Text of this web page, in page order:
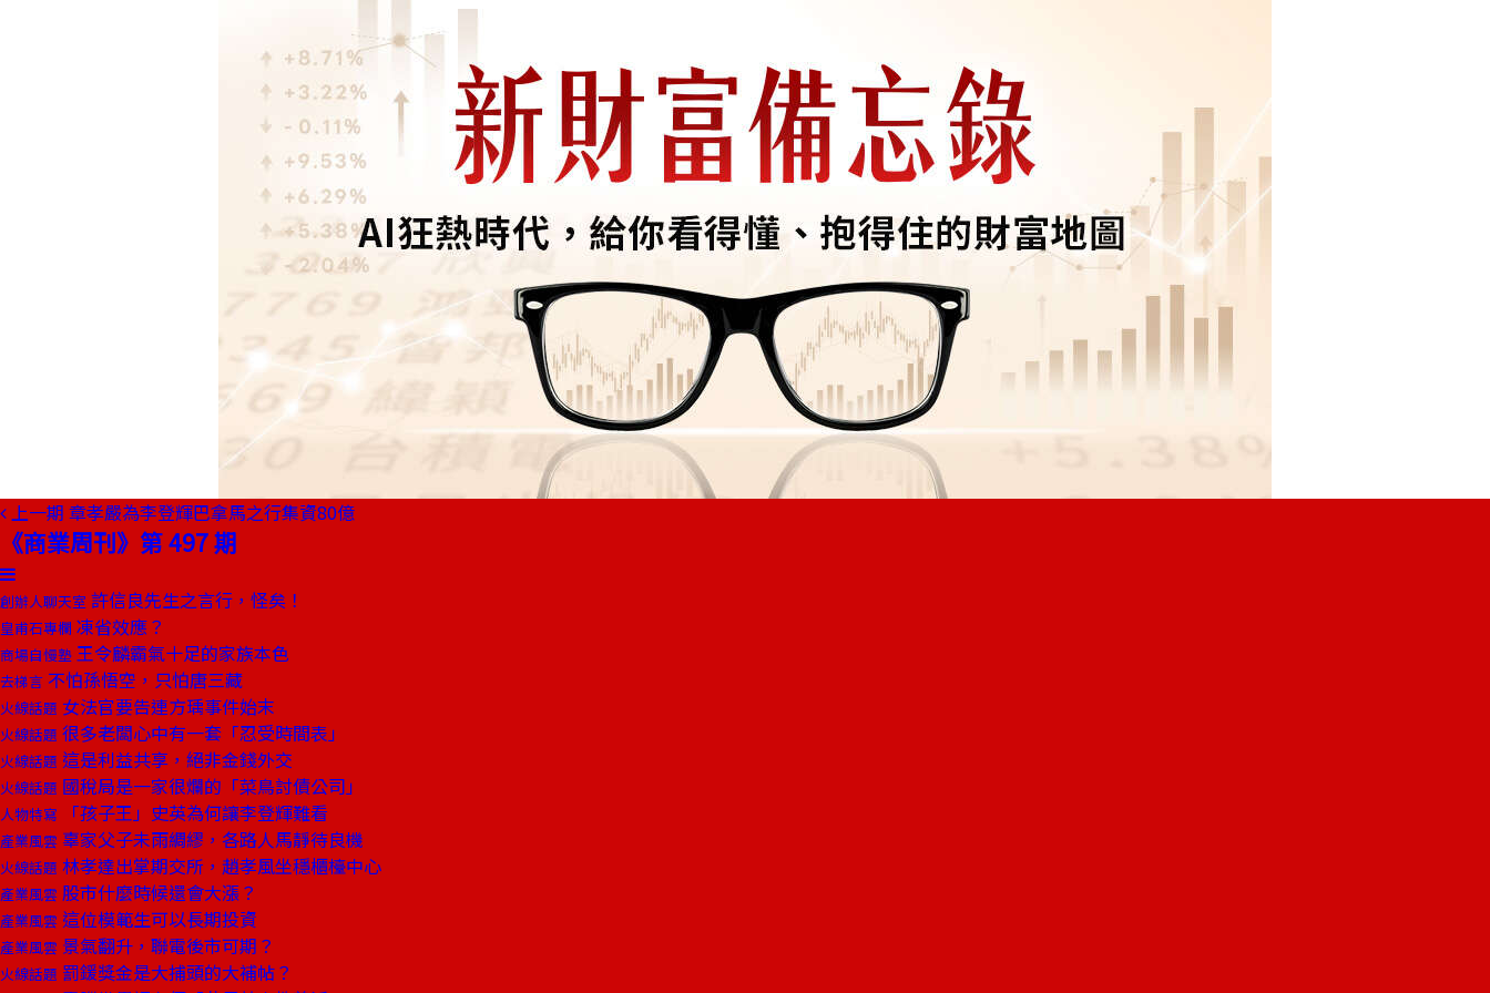
上一期 章孝嚴為李登輝巴拿馬之行集資80億
《商業周刊》第 497 期
創辦人聊天室 許信良先生之言行，怪矣！
皇甫石專欄 凍省效應？
商場自慢塾 王令麟霸氣十足的家族本色
去梯言 不怕孫悟空，只怕唐三藏
火線話題 女法官要告連方瑀事件始末
火線話題 很多老闆心中有一套「忍受時間表」
火線話題 這是利益共享，絕非金錢外交
火線話題 國稅局是一家很爛的「菜鳥討債公司」
人物特寫 「孩子王」史英為何讓李登輝難看
產業風雲 辜家父子未雨綢繆，各路人馬靜待良機
火線話題 林孝達出掌期交所，趙孝風坐穩櫃檯中心
產業風雲 股市什麼時候還會大漲？
產業風雲 這位模範生可以長期投資
產業風雲 景氣翻升，聯電後市可期？
火線話題 罰鍰獎金是大捕頭的大補帖？